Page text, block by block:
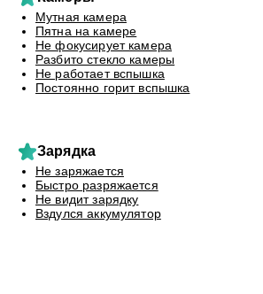
Мутная камера
Пятна на камере
Не фокусирует камера
Разбито стекло камеры
Не работает вспышка
Постоянно горит вспышка
Зарядка
Не заряжается
Быстро разряжается
Не видит зарядку
Вздулся аккумулятор